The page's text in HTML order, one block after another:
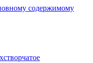
содержимому